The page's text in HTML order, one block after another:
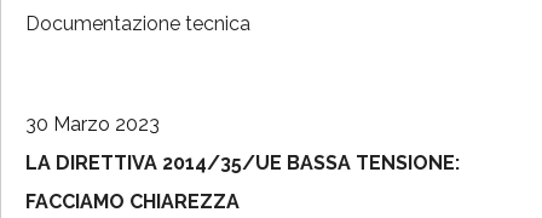
Documentazione tecnica
30 Marzo 2023
LA DIRETTIVA 2014/35/UE BASSA TENSIONE:
FACCIAMO CHIAREZZA